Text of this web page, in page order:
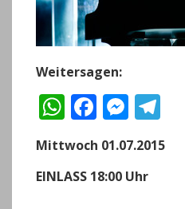
Weitersagen:
W
a
ts
F
a
c
e
M
e
ss
e
el
e
Mittwoch 01.07.2015
EINLASS 18:00 Uhr